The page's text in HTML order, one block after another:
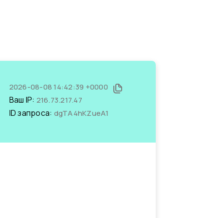
2026-08-08 14:42:39 +0000
Ваш IP: 216.73.217.47
ID запроса: dgTA4hKZueA1